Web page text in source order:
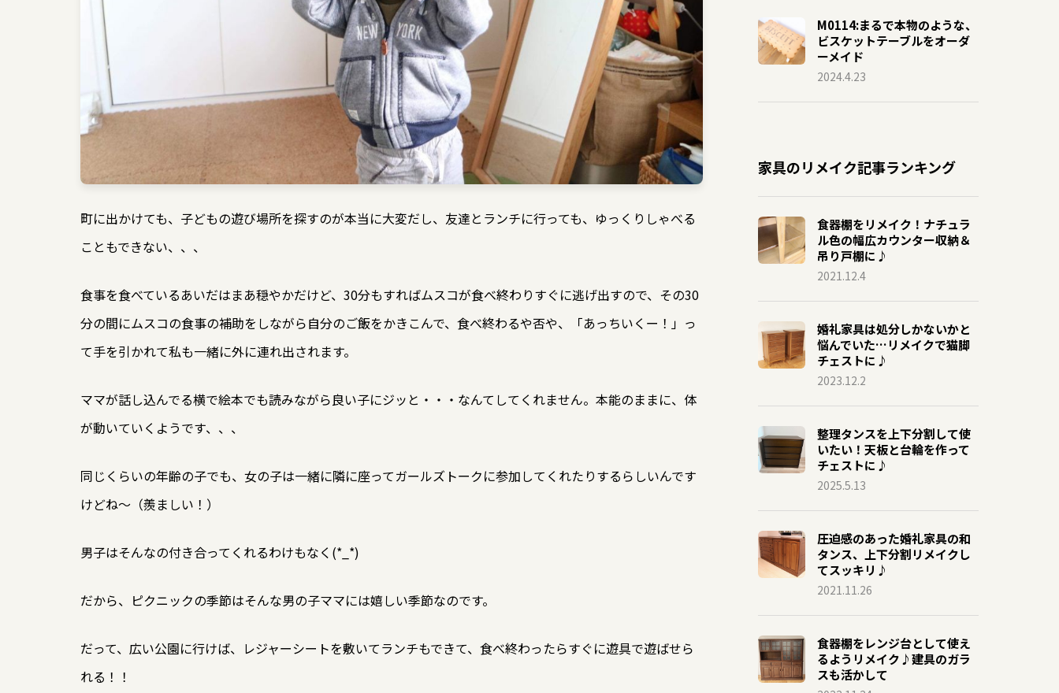
町に出かけても、子どもの遊び場所を探すのが本当に大変だし、友達とランチに行っても、ゆっくりしゃべる
こともできない、、、
食事を食べているあいだはまあ穏やかだけど、30分もすればムスコが食べ終わりすぐに逃げ出すので、その30
分の間にムスコの食事の補助をしながら自分のご飯をかきこんで、食べ終わるや否や、「あっちいくー！」っ
て手を引かれて私も一緒に外に連れ出されます。
ママが話し込んでる横で絵本でも読みながら良い子にジッと・・・なんてしてくれません。本能のままに、体
が動いていくようです、、、
同じくらいの年齢の子でも、女の子は一緒に隣に座ってガールズトークに参加してくれたりするらしいんです
けどね～（羨ましい！）
男子はそんなの付き合ってくれるわけもなく(*_*)
だから、ピクニックの季節はそんな男の子ママには嬉しい季節なのです。
だって、広い公園に行けば、レジャーシートを敷いてランチもできて、食べ終わったらすぐに遊具で遊ばせら
れる！！
M0114:まるで本物のような、
ビスケットテーブルをオーダ
ーメイド
2024.4.23
家具のリメイク記事ランキング
食器棚をリメイク！ナチュラ
ル色の幅広カウンター収納＆
吊り戸棚に♪
2021.12.4
婚礼家具は処分しかないかと
悩んでいた…リメイクで猫脚
チェストに♪
2023.12.2
整理タンスを上下分割して使
いたい！天板と台輪を作って
チェストに♪
2025.5.13
圧迫感のあった婚礼家具の和
タンス、上下分割リメイクし
てスッキリ♪
2021.11.26
食器棚をレンジ台として使え
るようリメイク♪建具のガラ
スも活かして